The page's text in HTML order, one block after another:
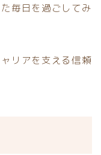
毎日を過ごしてみ
リアを支える信頼